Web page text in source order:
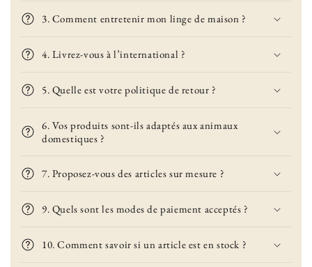
3. Comment entretenir mon linge de maison ?
4. Livrez-vous à l’international ?
5. Quelle est votre politique de retour ?
6. Vos produits sont-ils adaptés aux animaux
domestiques ?
7. Proposez-vous des articles sur mesure ?
9. Quels sont les modes de paiement acceptés ?
10. Comment savoir si un article est en stock ?